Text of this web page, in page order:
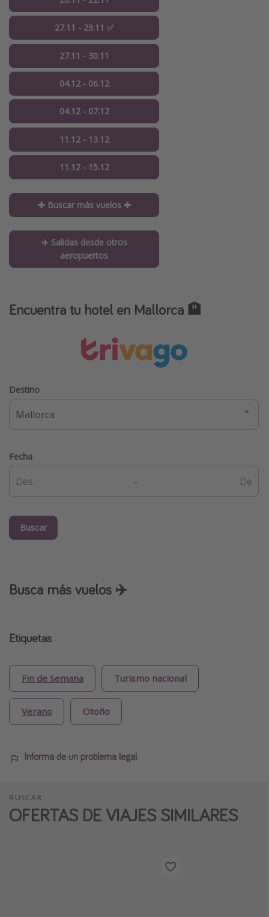
27.11 - 29.11 ✅
27.11 - 30.11
04.12 - 06.12
04.12 - 07.12
11.12 - 13.12
11.12 - 15.12
✚ Buscar más vuelos ✚
✈️ Salidas desde otros
aeropuertos
Encuentra tu hotel en Mallorca 🏨
Destino
Fecha
-
Buscar
Busca más vuelos ✈️
Etiquetas
Fin de Semana Turismo nacional
Verano Otoño
Informa de un problema legal
BUSCAR
OFERTAS DE VIAJES SIMILARES